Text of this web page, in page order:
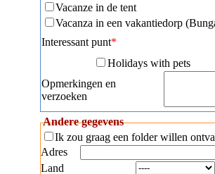
Vacanze in de tent
Vacanza in een vakantiedorp
Interessant punt*
Holidays with pets
Opmerkingen en
verzoeken
Andere gegevens
Ik zou graag een folder willen
Adres
Land